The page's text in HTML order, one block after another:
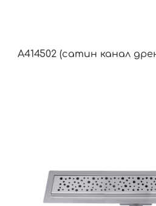
A414502 (сатин канал